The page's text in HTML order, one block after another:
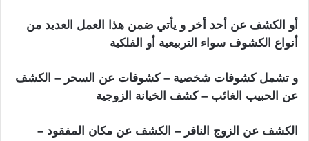
أو الكشف عن أحد أخر و يأتي ضمن هذا العمل العديد من
أنواع الكشوف سواء التربيعية أو الفلكية
و تشمل كشوفات شخصية – كشوفات عن السحر – الكشف
عن الحبيب الغائب – كشف الخيانة الزوجية
الكشف عن الزوج النافر – الكشف عن مكان المفقود –